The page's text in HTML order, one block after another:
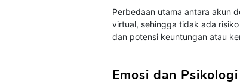
Perbedaan utama antara akun
virtual, sehingga tidak ada
dan potensi keuntungan atau
Emosi dan Psikologi